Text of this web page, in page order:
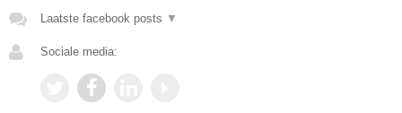
Laatste facebook posts ▼
Sociale media: